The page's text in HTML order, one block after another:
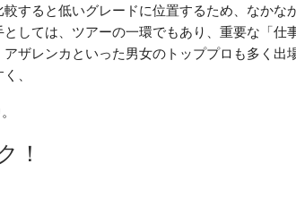
すると低いグレードに位置するため、なかな
しては、ツアーの一環でもあり、重要な「仕
ザレンカといった男女のトッププロも多く出
、
！